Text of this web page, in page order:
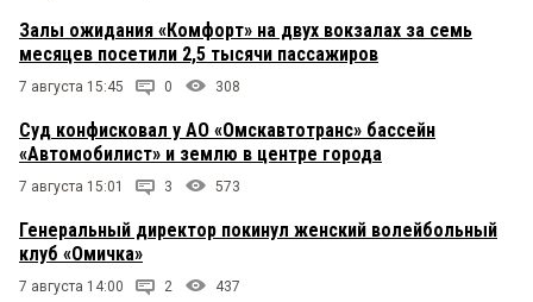
Залы ожидания «Комфорт» на двух вокзалах за семь
месяцев посетили 2,5 тысячи пассажиров
7 августа 15:45 0 308
Суд конфисковал у АО «Омскавтотранс» бассейн
«Автомобилист» и землю в центре города
7 августа 15:01 3 573
Генеральный директор покинул женский волейбольный
клуб «Омичка»
7 августа 14:00 2 437